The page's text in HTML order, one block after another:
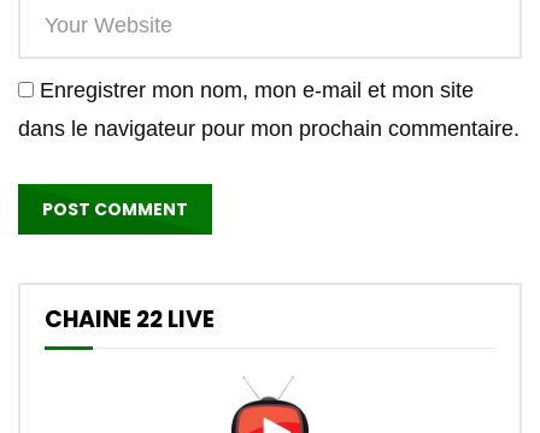
Enregistrer mon nom, mon e-mail et mon site
dans le navigateur pour mon prochain commentaire.
CHAINE 22 LIVE